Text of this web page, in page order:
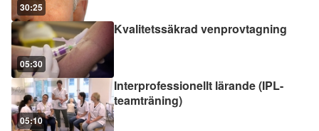
30:25
05:30
Kvalitetssäkrad venprovtagning
05:10
Interprofessionellt lärande (IPL-
teamträning)